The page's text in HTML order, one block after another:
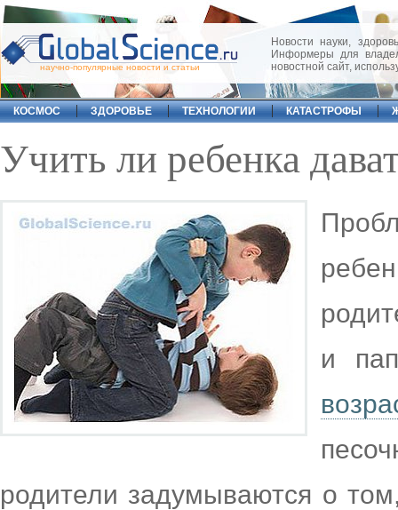
научно-популярные новости и статьи
Новости науки,
Информеры для
новостной сайт,
КОСМОС ЗДОРОВЬЕ ТЕХНОЛОГИИ КАТАСТРОФЫ
Учить ли ребенка
и
родители задумываются о